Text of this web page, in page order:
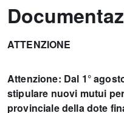
ATTENZIONE
Attenzione: Dal 1°
stipulare nuovi mutui
provinciale della dote